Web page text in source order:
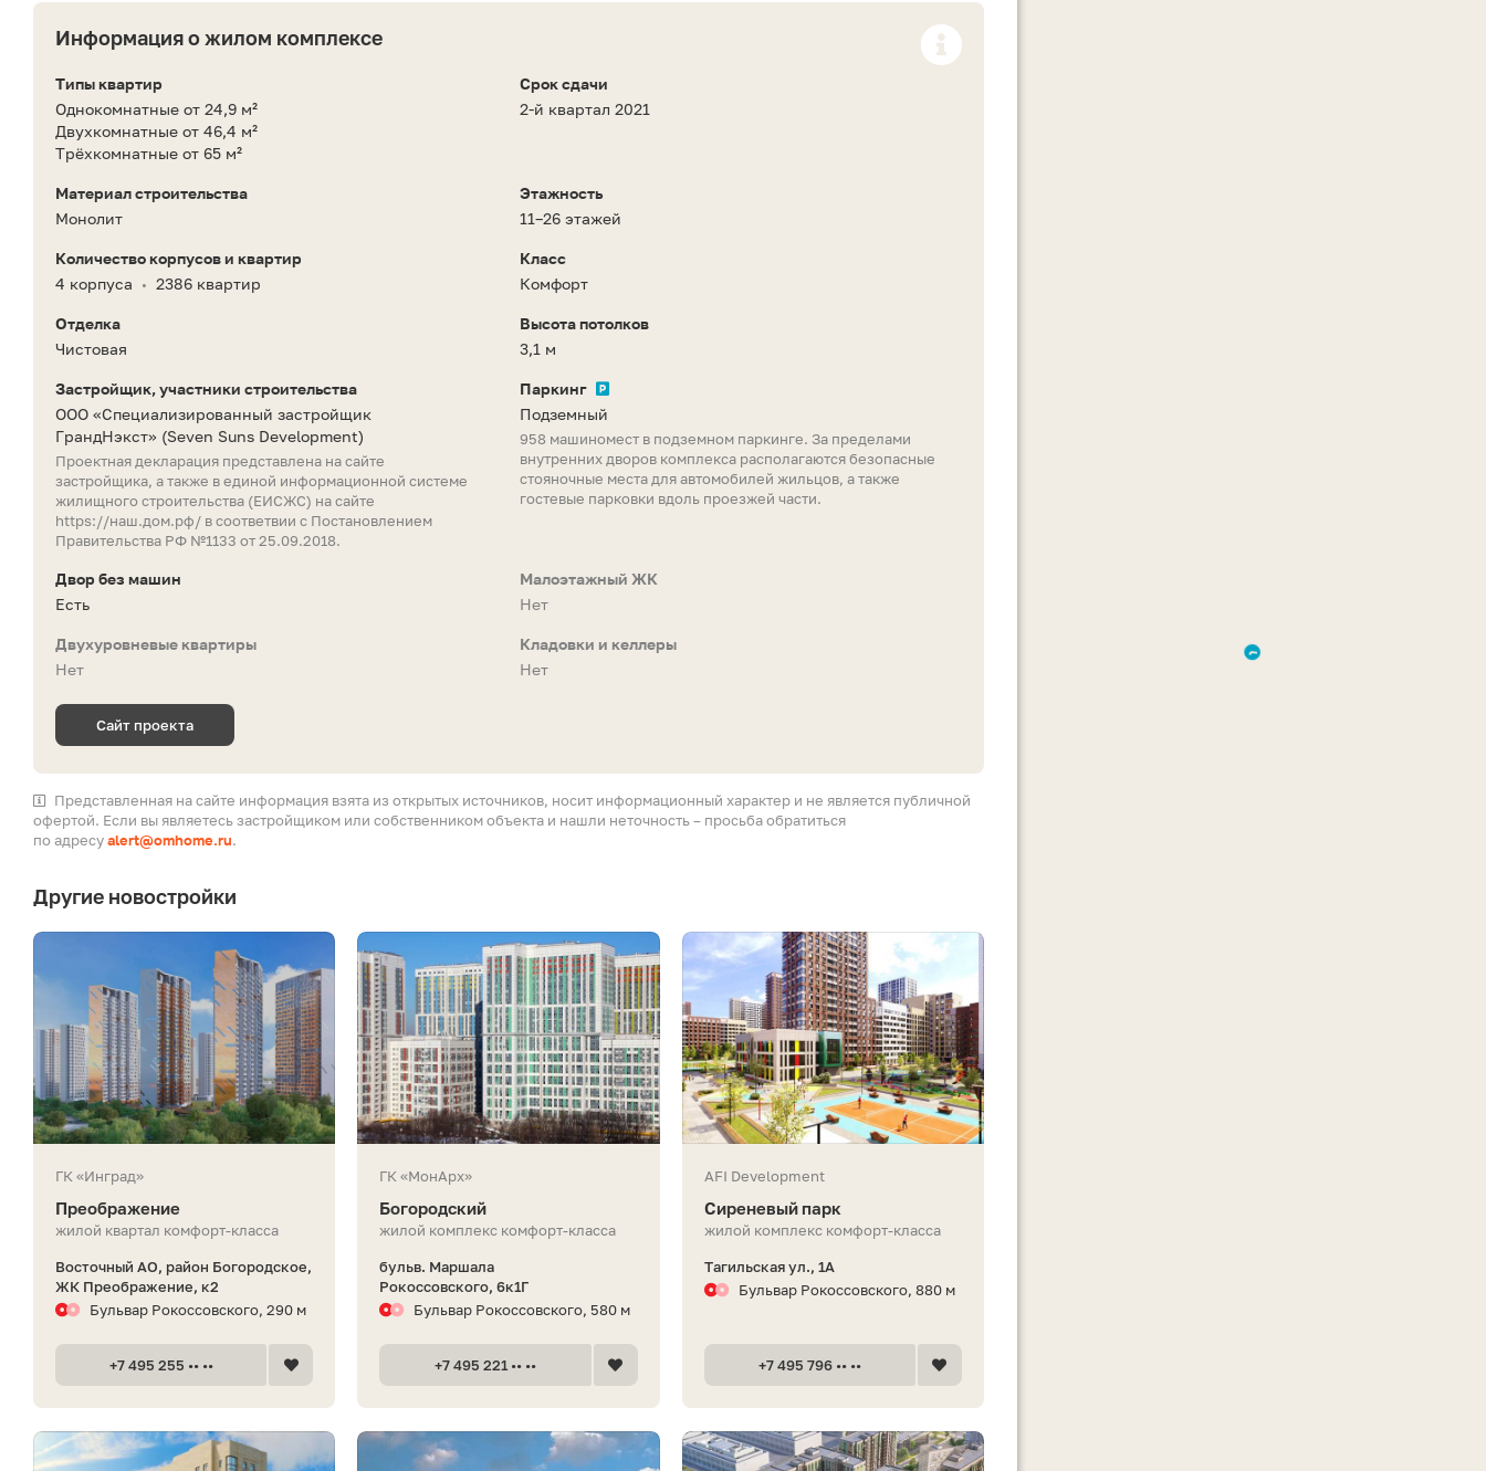
Информация о жилом комплексе
Типы квартир
Однокомнатные от 24,9 м²
Двухкомнатные от 46,4 м²
Трёхкомнатные от 65 м²
Срок сдачи
2-й квартал 2021
Материал строительства
Монолит
Этажность
11–26 этажей
Количество корпусов и квартир
4 корпуса
• 2386 квартир
Класс
Комфорт
Отделка
Чистовая
Высота потолков
3,1 м
Застройщик, участники строительства
ООО «Специализированный застройщик
ГрандНэкст» (Seven Suns Development)
Проектная декларация представлена на сайте
застройщика, а также в единой информационной системе
жилищного строительства (ЕИСЖС) на сайте
https://наш.дом.рф/ в соответвии с Постановлением
Правительства РФ №1133 от 25.09.2018.
Паркинг
Подземный
958 машиномест в подземном паркинге. За пределами
внутренних дворов комплекса располагаются безопасные
стояночные места для автомобилей жильцов, а также
гостевые парковки вдоль проезжей части.
Двор без машин
Есть
Малоэтажный ЖК
Нет
Двухуровневые квартиры
Нет
Кладовки и келлеры
Нет
Сайт проекта
Представленная на сайте информация взята из открытых источников, носит информационный характер и не является публичной
офертой. Если вы являетесь застройщиком или собственником объекта и нашли неточность – просьба обратиться
по адресуalert@omhome.ru.
Другие новостройки
ГК «Инград»
Преображение
жилой квартал комфорт-класса
Восточный АО, район Богородское,
ЖК Преображение, к2
Бульвар Рокоссовского, 290 м
+7 495 255 •• ••
ГК «МонАрх»
Богородский
жилой комплекс комфорт-класса
бульв. Маршала
Рокоссовского, 6к1Г
Бульвар Рокоссовского, 580 м
+7 495 221 •• ••
AFI Development
Сиреневый парк
жилой комплекс комфорт-класса
Тагильская ул., 1А
Бульвар Рокоссовского, 880 м
+7 495 796 •• ••